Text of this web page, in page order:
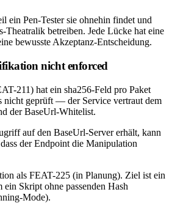
ein Pen-Tester sie ohnehin findet und
Theatralik betreiben. Jede Lücke hat eine
bewusste Akzeptanz-Entscheidung.
nicht enforced
211) hat ein sha256-Feld pro Paket
nicht geprüft — der Service vertraut dem
der BaseUrl-Whitelist.
auf den BaseUrl-Server erhält, kann
der Endpoint die Manipulation
als FEAT-225 (in Planung). Ziel ist ein
Skript ohne passenden Hash
Mode).